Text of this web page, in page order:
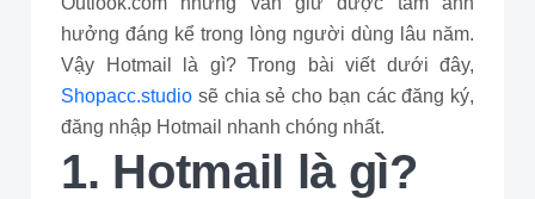
hưởng đáng kể trong lòng người dùng lâu năm.
Vậy Hotmail là gì? Trong bài viết dưới đây,
Shopacc.studio sẽ chia sẻ cho bạn các đăng ký,
đăng nhập Hotmail nhanh chóng nhất.
1. Hotmail là gì?